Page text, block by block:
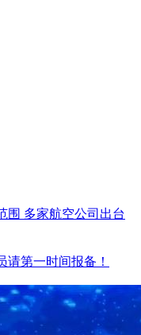
围 多家航空公司出台
请第一时间报备！